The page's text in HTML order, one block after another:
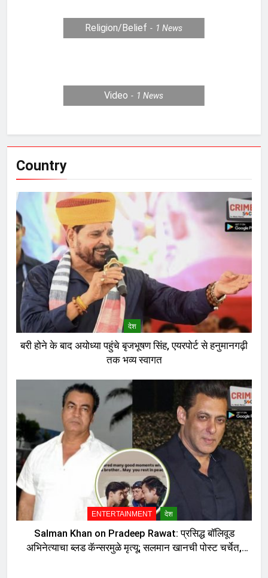
Religion/Belief 1News
Video 1News
Country
देश
बरी होने के बाद अयोध्या पहुंचे बृजभूषण सिंह, एयरपोर्ट से हनुमानगढ़ी
तक भव्य स्वागत
ENTERTAINMENT देश
Salman Khan on Pradeep Rawat: प्रसिद्ध बॉलिवूड
अभिनेत्याचा ब्लड कॅन्सरमुळे मृत्यू; सलमान खानची पोस्ट चर्चेत,